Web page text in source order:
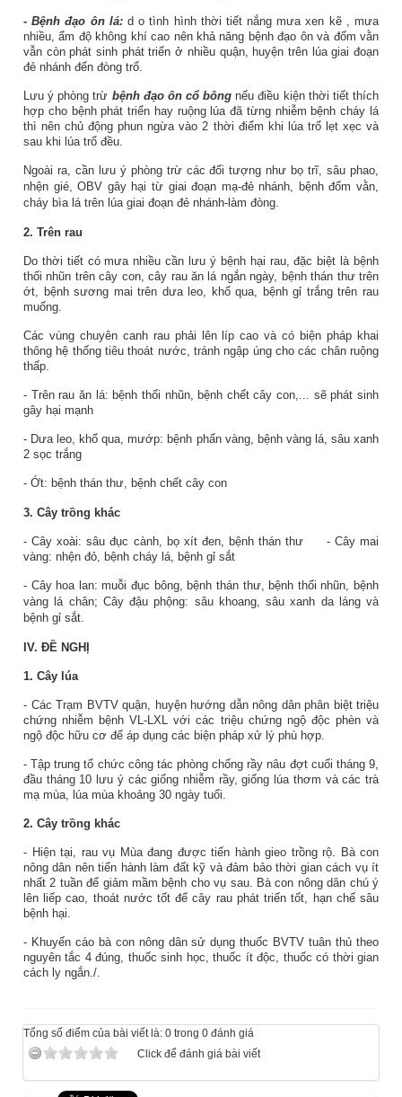
- Bệnh đạo ôn lá: d o tình hình thời tiếtnắng mưa xen kẽ
mưa
nhiều,ẩm độ không khí cao nênkhả năng bệnh đạo ônvà đốm vằn
vẫn còn phát sinh phát triển ở nhiều quận, huyện trên lúa giai đoạn
đẻ nhánh đến đòng trổ.
Lưu ý phòng trừ bệnh đạo ôn cổ bông nếu điều kiện thời tiết thích
hợp cho bệnh phát triển hay ruộng lúa đã từng nhiễm bệnh cháy lá
thì nên chủ động phun ngừa vào 2 thời điểm khi lúa trổ lẹt xẹc và
sau khi lúa trổ đều.
Ngoài ra, cần lưu ý phòng trừ các đối tượng như bọ trĩ, sâu phao,
nhện gié, OBV gây hại từ giai đoạn mạ-đẻ nhánh, bệnh đốm vằn,
cháy bìa lá trên lúa giai đoạn đẻ nhánh-làm đòng.
2. Trên rau
Do thời tiết có mưa nhiều cần lưu ý bệnh hại rau, đặc biệt là bệnh
thối nhũn trên cây con, cây rau ăn lá ngắn ngày, bệnh thán thư trên
ớt, bệnh sương mai trên dưa leo, khổ qua, bệnh gỉ trắng trên rau
muống.
Các vùng chuyên canh rau phải lên líp cao và có biện pháp khai
thông hệ thống tiêu thoát nước, tránh ngập úng cho các chân ruộng
thấp.
- Trên rau ăn lá: bệnh thối nhũn, bệnh chết cây con,... sẽ phát sinh
gây hại mạnh
- Dưa leo, khổ qua, mướp: bệnh phấn vàng, bệnh vàng lá, sâu xanh
2 sọc trắng
- Ớt: bệnh thán thư, bệnh chết cây con
3. Cây trồng khác
- Cây xoài: sâu đục cành, bọ xít đen, bệnh thán thư
- Cây mai
vàng: nhện đỏ, bệnh cháy lá, bệnh gỉ sắt
- Cây hoa lan: muỗi đục bông, bệnh thán thư, bệnh thối nhũn, bệnh
vàng lá chân; Cây đậu phộng: sâu khoang, sâu xanh da láng và
bệnh gỉ sắt.
IV. ĐỀ NGHỊ
1. Cây lúa
- Các Trạm BVTV quận, huyện hướng dẫn nông dân phân biệt triệu
chứng nhiễm bệnh VL-LXL với các triệu chứng ngộ độc phèn và
ngộ độc hữu cơ để áp dụng các biện pháp xử lý phù hợp.
- Tập trung tổ chức công tác phòng chống rầy nâu đợt cuối tháng 9,
đầu tháng 10 lưu ý các giống nhiễm rầy, giống lúa thơm và các trà
mạ mùa, lúa mùa khoảng 30 ngày tuổi.
2. Cây trồng khác
- Hiện tại, rau vụ Mùa đang được tiến hành gieo trồng rộ. Bà con
nông dân nên tiến hành làm đất kỹ và đảm bảo thời gian cách vụ ít
nhất 2 tuần để giảm mầm bệnh cho vụ sau. Bà con nông dân chú ý
lên liếp cao, thoát nước tốt để cây rau phát triển tốt, hạn chế sâu
bệnh hại.
- Khuyến cáo bà con nông dân sử dụng thuốc BVTV tuân thủ theo
nguyên tắc 4 đúng, thuốc sinh học, thuốc ít độc, thuốc có thời gian
cách ly ngắn./.
Tổng số điểm của bài viết là: 0 trong 0 đánh giá
Click để đánh giá bài viết